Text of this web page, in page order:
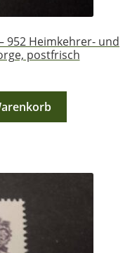
952 Heimkehrer- und
postfrisch